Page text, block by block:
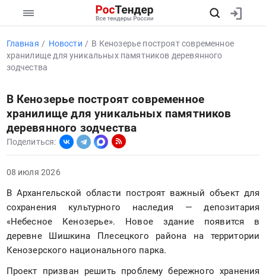
Главная Новости
В Кенозерье построят современное
хранилище для уникальных памятников деревянного
зодчества
В Кенозерье построят современное
хранилище для уникальных памятников
деревянного зодчества
Поделиться:
08 июля 2026
В Архангельской области построят важный объект для
сохранения культурного наследия — депозитария
«Небесное Кенозерье». Новое здание появится в
деревне Шишкина Плесецкого района на территории
Кенозерского национального парка.
Проект призван решить проблему бережного хранения